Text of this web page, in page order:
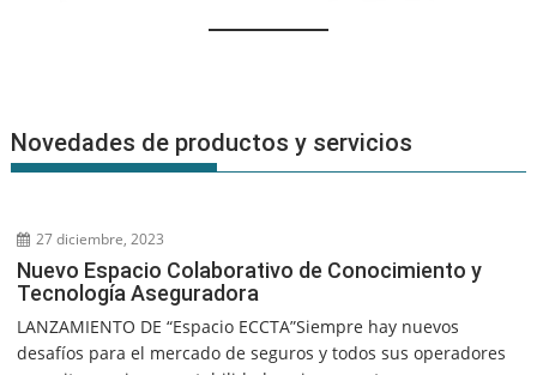
Novedades de productos y servicios
27 diciembre, 2023
Nuevo Espacio Colaborativo de Conocimiento y
Tecnología Aseguradora
LANZAMIENTO DE “Espacio ECCTA”Siempre hay nuevos
desafíos para el mercado de seguros y todos sus operadores